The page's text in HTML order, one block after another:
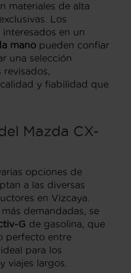
materiales de alta
Los
en un
mano pueden confiar
una selección
revisados,
y fiabilidad que
Mazda CX-
opciones de
a las diversas
en Vizcaya.
demandadas, se
G de gasolina, que
perfecto entre
para los
viajes largos.